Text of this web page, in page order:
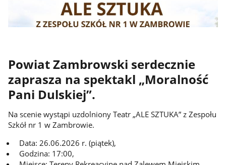
Powiat Zambrowski serdecznie
zaprasza na spektakl „Moralność
Pani Dulskiej”.
Na scenie wystąpi uzdolniony Teatr „ALE SZTUKA” z Zespołu
Szkół nr 1 w Zambrowie.
Data: 26.06.2026 r. (piątek),
Godzina: 17:00,